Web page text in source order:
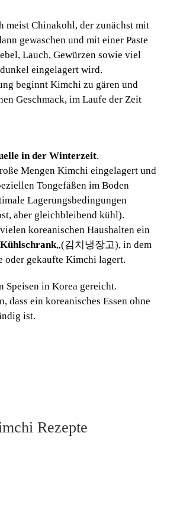
meist Chinakohl, der zunächst mit
gewaschen und mit einer Paste
Lauch, Gewürzen sowie viel
eingelagert wird.
beginnt Kimchi zu gären und
Geschmack, im Laufe der Zeit
in der Winterzeit.
Mengen Kimchi eingelagert und
Tongefäßen im Boden
Lagerungsbedingungen
aber gleichbleibend kühl).
koreanischen Haushalten ein
„(김치냉장고), in dem
oder gekaufte Kimchi lagert.
in Korea gereicht.
dass ein koreanisches Essen ohne
ist.
Rezepte